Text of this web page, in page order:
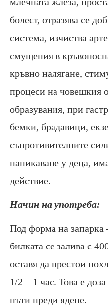
болест, отразява се
система, изчиства
смущения в
кръвно налягане,
процеси на човешкия
образувания, при
бемки, брадавици,
съпротивителните
напикаване у деца,
действие.
Начин на употреба:
Под форма на запарка
билката се залива с
оставя да престои
1/2 – 1 час. Това е
пъти преди ядене.